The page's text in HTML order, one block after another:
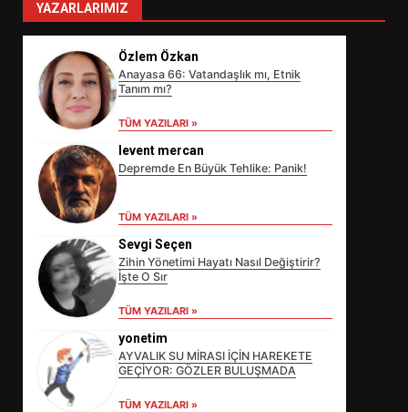
YAZARLARIMIZ
Özlem Özkan
Anayasa 66: Vatandaşlık mı, Etnik
Tanım mı?
TÜM YAZILARI »
levent mercan
Depremde En Büyük Tehlike: Panik!
TÜM YAZILARI »
Sevgi Seçen
Zihin Yönetimi Hayatı Nasıl Değiştirir?
İşte O Sır
TÜM YAZILARI »
yonetim
AYVALIK SU MİRASI İÇİN HAREKETE
GEÇİYOR: GÖZLER BULUŞMADA
TÜM YAZILARI »
SÜRDÜRÜLEBİLİRLİKTE NE
DEĞİŞECEK?